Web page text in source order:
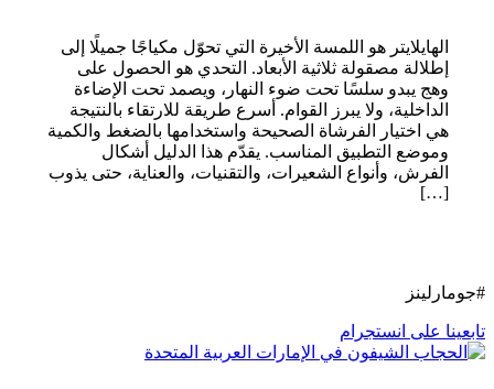
الهايلايتر هو اللمسة الأخيرة التي تحوّل مكياجًا جميلًا إلى
إطلالة مصقولة ثلاثية الأبعاد. التحدي هو الحصول على
وهج يبدو سلسًا تحت ضوء النهار، ويصمد تحت الإضاءة
الداخلية، ولا يبرز القوام. أسرع طريقة للارتقاء بالنتيجة
هي اختيار الفرشاة الصحيحة واستخدامها بالضغط والكمية
وموضع التطبيق المناسب. يقدّم هذا الدليل أشكال
الفرش، وأنواع الشعيرات، والتقنيات، والعناية، حتى يذوب
[…]
#جومارلينز
تابعينا على انستجرام